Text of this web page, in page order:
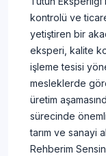
kontrolü ve
yetiştiren bir
eksperi, kalite
işleme tesisi
mesleklerde
üretim
sürecinde
tarım ve sanayi
Rehberim